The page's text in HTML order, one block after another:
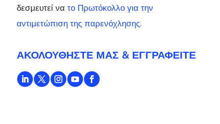
δεσμευτεί να το Πρωτόκολλο για την
αντιμετώπιση της παρενόχλησης.
ΑΚΟΛΟΥΘΉΣΤΕ ΜΑΣ & ΕΓΓΡΑΦΕΊΤΕ